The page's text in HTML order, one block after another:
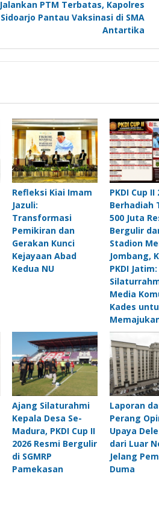
Jalankan PTM Terbatas, Kapolres
Sidoarjo Pantau Vaksinasi di SMA
Antartika
Refleksi Kiai Imam
Jazuli:
Transformasi
Pemikiran dan
Gerakan Kunci
Kejayaan Abad
Kedua NU
PKDI Cup II
Berhadiah
500 Juta
Bergulir
Stadion
Jombang,
PKDI
Media
Kades
Ajang Silaturahmi
Kepala Desa Se-
Madura, PKDI Cup II
2026 Resmi Bergulir
di SGMRP
Pamekasan
Laporan
Perang
Upaya
dari Luar
Jelang
Duma